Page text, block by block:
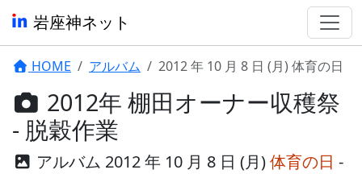
岩座神ネット
HOME アルバム 2012 年 10 月 8 日 (月) 体育の日
2012年 棚田オーナー収穫祭
- 脱穀作業
アルバム 2012 年 10 月 8 日 (月)体育の日 -